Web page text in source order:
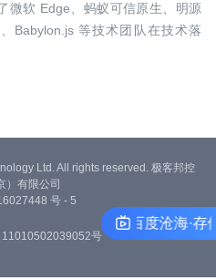
微软 Edge、蚂蚁可信原生、明源
Babylon.js 等技术团队在技术落
Ltd. All rights reserved. 极客邦控
）有限公司
号 - 5
11010502039052号
「云智公开课」百度沧海·存储